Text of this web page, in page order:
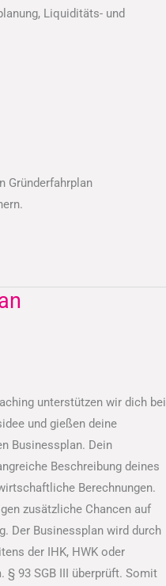
Liquiditäts- und
Gründerfahrplan
unterstützen wir dich bei
und gießen deine
Businessplan. Dein
Beschreibung deines
Berechnungen.
zusätzliche Chancen auf
Der Businessplan wird durch
der IHK, HWK oder
§ 93 SGB III überprüft. Somit